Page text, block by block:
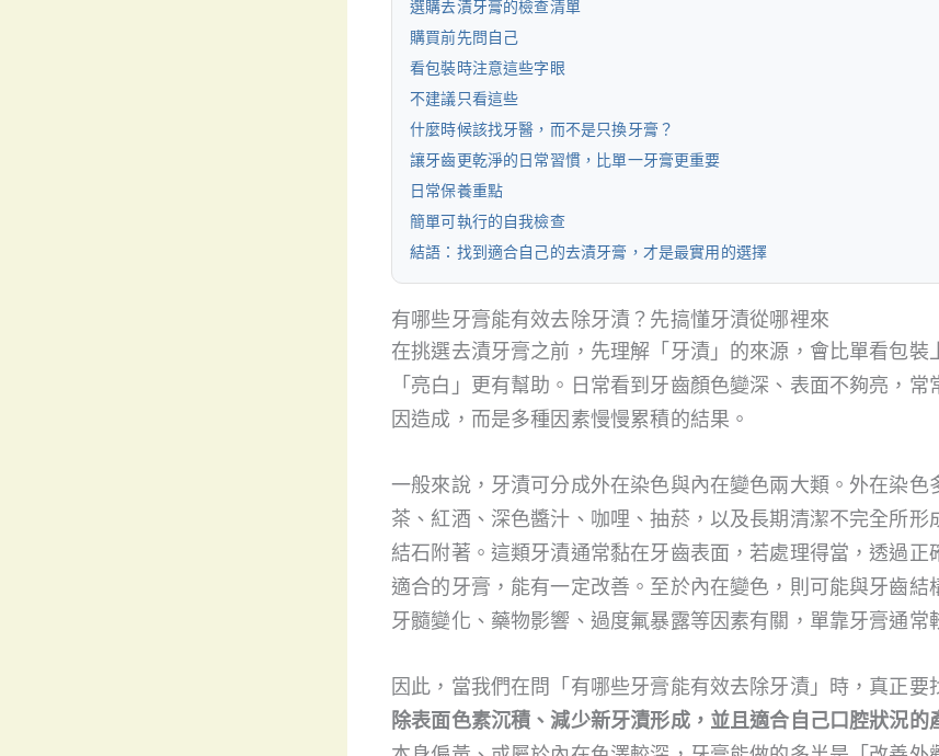
選購去漬牙膏的檢查清單
購買前先問自己
看包裝時注意這些字眼
不建議只看這些
什麼時候該找牙醫，而不是只換牙膏？
讓牙齒更乾淨的日常習慣，比單一牙膏更重要
日常保養重點
簡單可執行的自我檢查
結語：找到適合自己的去漬牙膏，才是最實用的選擇
有哪些牙膏能有效去除牙漬？先搞懂牙漬從哪裡來
在挑選去漬牙膏之前，先理解「牙漬」的來源，會比單看包裝
「亮白」更有幫助。日常看到牙齒顏色變深、表面不夠亮，常
因造成，而是多種因素慢慢累積的結果。
一般來說，牙漬可分成外在染色與內在變色兩大類。外在染色
茶、紅酒、深色醬汁、咖哩、抽菸，以及長期清潔不完全所形
結石附著。這類牙漬通常黏在牙齒表面，若處理得當，透過正
適合的牙膏，能有一定改善。至於內在變色，則可能與牙齒結
牙髓變化、藥物影響、過度氟暴露等因素有關，單靠牙膏通常
因此，當我們在問「有哪些牙膏能有效去除牙漬」時，真正要
除表面色素沉積、減少新牙漬形成，並且適合自己口腔狀況的